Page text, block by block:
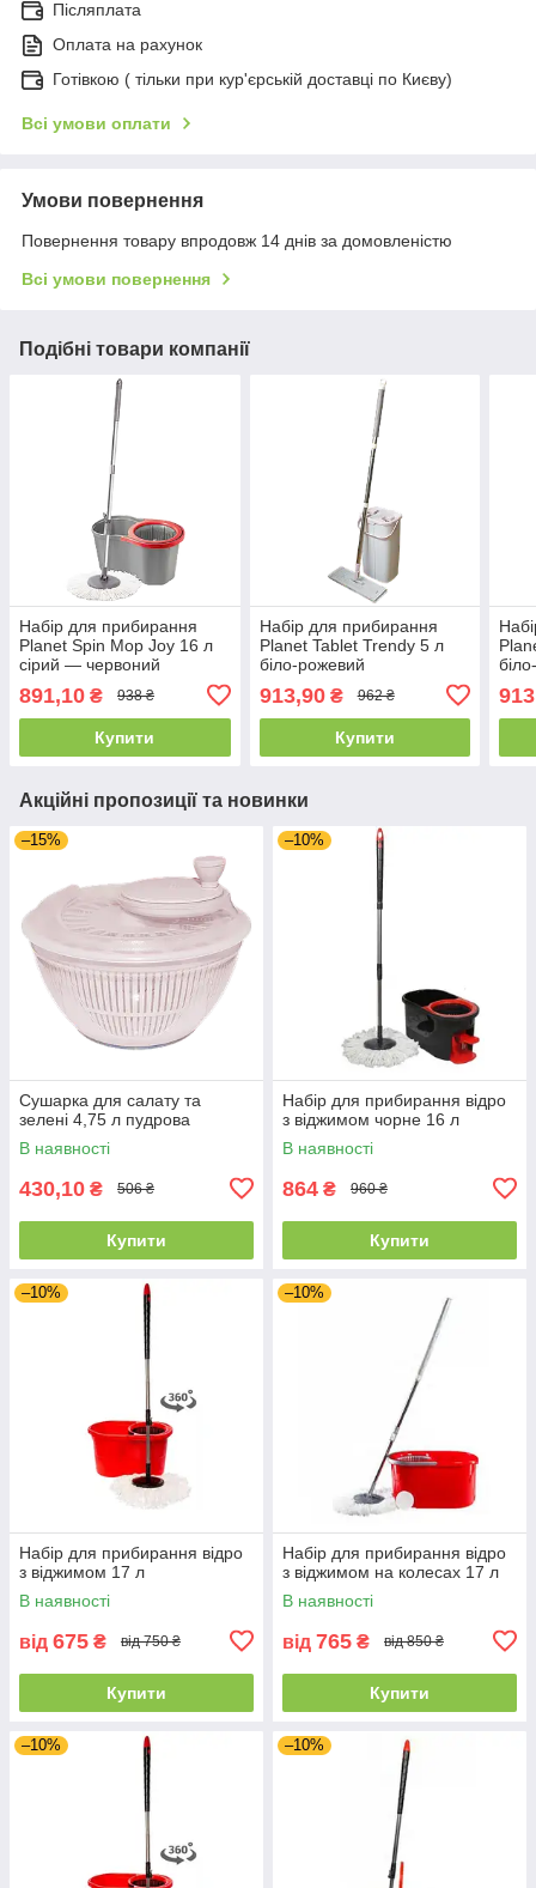
Післяплата
Оплата на рахунок
Готівкою ( тільки при кур'єрській доставці по Києву)
Всі умови оплати
Умови повернення
Повернення товару впродовж 14 днів за домовленістю
Всі умови повернення
Подібні товари компанії
Набір для прибирання
Planet Spin Mop Joy 16 л
сірий — червоний
891,10 ₴ 938 ₴
Купити
Набір для прибирання
Planet Tablet Trendy 5 л
біло-рожевий
913,90₴ 962 ₴
Купити
Акційні пропозиції та новинки
–15%
Сушарка для салату та
зелені 4,75 л пудрова
В наявності
430,10 ₴ 506 ₴
Купити
–10%
Набір для прибирання відро
з віджимом чорне 16 л
В наявності
864 ₴ 960 ₴
Купити
–10%
Набір для прибирання відро
з віджимом 17 л
В наявності
від 675 ₴ від 750 ₴
Купити
–10%
Набір для прибирання відро
з віджимом на колесах 17 л
В наявності
від 765 ₴ від 850 ₴
Купити
–10% –10%